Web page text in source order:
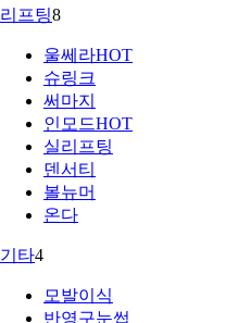
리프팅8
울쎄라HOT
슈링크
써마지
인모드HOT
실리프팅
덴서티
볼뉴머
온다
기타4
모발이식
반영구눈썹